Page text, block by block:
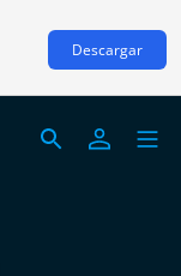
Descargar